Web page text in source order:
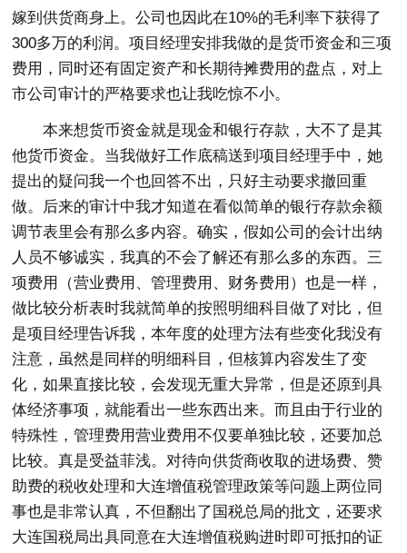
嫁到供货商身上。公司也因此在10%的毛利率下获得了
300多万的利润。项目经理安排我做的是货币资金和三项
费用，同时还有固定资产和长期待摊费用的盘点，对上
市公司审计的严格要求也让我吃惊不小。
本来想货币资金就是现金和银行存款，大不了是其
他货币资金。当我做好工作底稿送到项目经理手中，她
提出的疑问我一个也回答不出，只好主动要求撤回重
做。后来的审计中我才知道在看似简单的银行存款余额
调节表里会有那么多内容。确实，假如公司的会计出纳
人员不够诚实，我真的不会了解还有那么多的东西。三
项费用（营业费用、管理费用、财务费用）也是一样，
做比较分析表时我就简单的按照明细科目做了对比，但
是项目经理告诉我，本年度的处理方法有些变化我没有
注意，虽然是同样的明细科目，但核算内容发生了变
化，如果直接比较，会发现无重大异常，但是还原到具
体经济事项，就能看出一些东西出来。而且由于行业的
特殊性，管理费用营业费用不仅要单独比较，还要加总
比较。真是受益菲浅。对待向供货商收取的进场费、赞
助费的税收处理和大连增值税管理政策等问题上两位同
事也是非常认真，不但翻出了国税总局的批文，还要求
大连国税局出具同意在大连增值税购进时即可抵扣的证